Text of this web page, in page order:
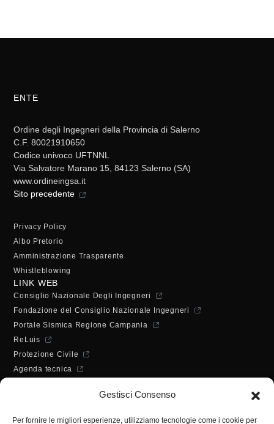
Gestisci Consenso
Per fornire le migliori esperienze, utilizziamo tecnologie come i cookie per
ENTE
Ordine degli Ingegneri della Provincia di Salerno
C.F. 80021910650
Codice univoco UFTNNL
Via Salvatore Marano 15, 84123 Salerno (SA)
www.ordineingsa.it
Sito precedente
Privacy Policy
Albo Pretorio
Amministrazione Trasparente
Whistleblowing
LINK WEB
Consiglio Nazionale Degli Ingegneri
Fondazione del Consiglio Nazionale Ingegneri
Portale Sismica Regione Campania
ReLuis
Protezione Civile
Agenda tecnica
ORARI DI APERTURA